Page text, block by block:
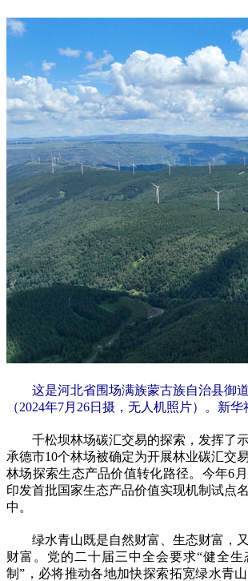
这是河北省围场满族蒙古族自治县御
（2024年7月26日摄，无人机照片）。新华
千松坝林场碳汇交易的探索，发挥了示
承德市10个林场被确定为开展林业碳汇交
林场探索生态产品价值转化路径。今年6
印发首批国家生态产品价值实现机制试点
中。
绿水青山既是自然财富、生态财富，
财富。党的二十届三中全会要求“健全
制”，必将推动各地加快探索拓宽绿水青